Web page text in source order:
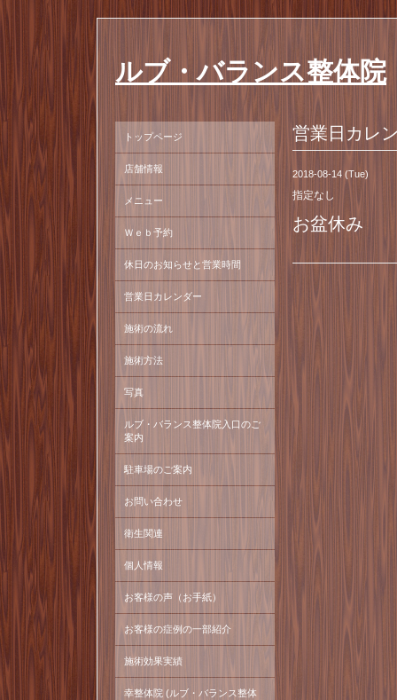
ルブ・バランス整体院
営業日カレ
2018-08-14 (Tue)
指定なし
お盆休み
トップページ
店舗情報
メニュー
Ｗｅｂ予約
休日のお知らせと営業時間
営業日カレンダー
施術の流れ
施術方法
写真
ルブ・バランス整体院入口のご
案内
駐車場のご案内
お問い合わせ
衛生関連
個人情報
お客様の声（お手紙）
お客様の症例の一部紹介
施術効果実績
幸整体院 (ルブ・バランス整体